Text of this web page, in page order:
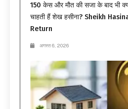
150 केस और मौत की सजा के बाद भी
चाहती हैं शेख हसीना? Sheikh
Return
अगस्त 6, 2026